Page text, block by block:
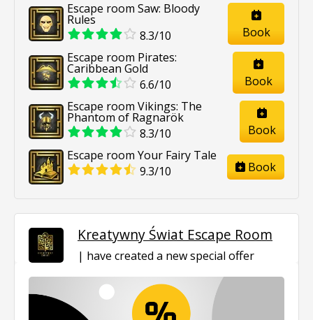
Escape room Saw: Bloody
Rules
8.3/10
Book
Escape room Pirates:
Caribbean Gold
6.6/10
Book
Escape room Vikings: The
Phantom of Ragnarök
8.3/10
Book
Escape room Your Fairy Tale
9.3/10
Book
Kreatywny Świat Escape Room
have created a new special offer